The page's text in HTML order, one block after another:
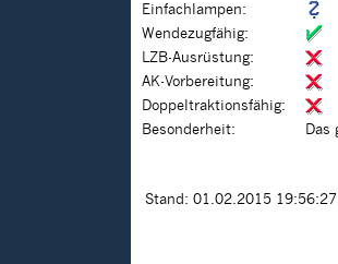
Einfachlampen:
Wendezugfähig:
LZB-Ausrüstung:
AK-Vorbereitung:
Doppeltraktionsfähig:
Besonderheit:
Das
Stand: 01.02.2015 19:56:27